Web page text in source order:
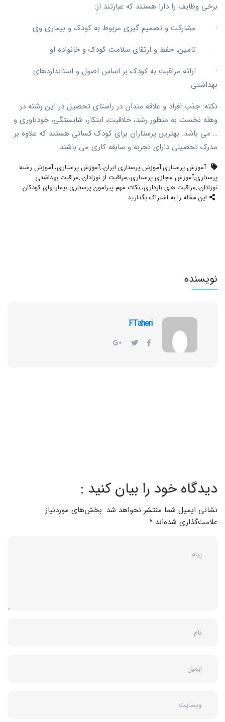
برخی وظایف را دارا هستند که عبارتند از:
· مشارکت و تصمیم گیری مربوط به کودک و بیماری وی
· تامین، حفظ و ارتقای سلامت کودک و خانواده او
· ارائه مراقبت به کودک بر اساس اصول و استانداردهای
بهداشتی
نکته: جذب افراد و علاقه مندان در راستای تحصیل در این رشته در
وهله نخست به منظور رشد، خلاقیت، ابتکار، شایستگی، خودباوری و
… می باشد. بهترین پرستاران برای کودک کسانی هستند که علاوه بر
مدرک تحصیلی دارای تجربه و سابقه کاری می باشند.
آموزش پرستاری,آموزش پرستاری ایران،,آموزش پرستاری،,آموزش رشته
پرستاری,آموزش مجازی پرستاری،,مراقبت از نوزادان،,مراقبت بهداشتی
نوزادان،,مراقبت های بارداری،,نکات مهم پیرامون پرستاری بیماریهای کودکان
این مقاله را به اشتراک بگذارید
نویسنده
FTaheri
دیدگاه خود را بیان کنید :
نشانی ایمیل شما منتشر نخواهد شد. بخش‌های موردنیاز
علامت‌گذاری شده‌اند *